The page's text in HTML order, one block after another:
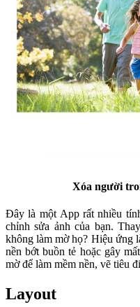
Xóa người
Đây là một App rất nhiều
chỉnh sửa ảnh của bạn.
không làm mờ họ? Hiệu ứng
nền bớt buồn tẻ hoặc gây
mờ để làm mềm nền, vẽ tiêu
Layout